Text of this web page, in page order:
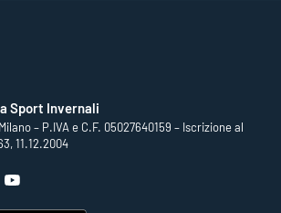
Sport Invernali
– P.IVA e C.F. 05027640159 – Iscrizione al
11.12.2004